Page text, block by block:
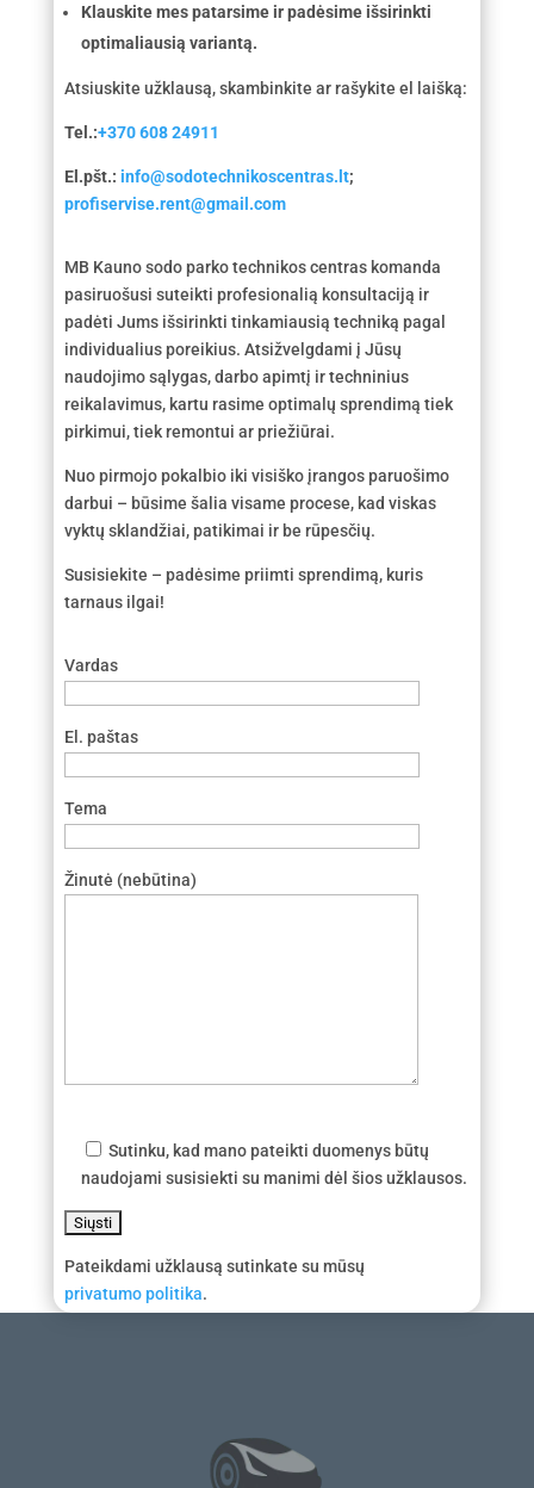
Klauskite mes patarsime ir padėsime išsirinkti
optimaliausią variantą.
Atsiuskite užklausą, skambinkite ar rašykite el laišką:
Tel.:+370 608 24911
El.pšt.: info@sodotechnikoscentras.lt;
profiservise.rent@gmail.com
MB Kauno sodo parko technikos centras komanda
pasiruošusi suteikti profesionalią konsultaciją ir
padėti Jums išsirinkti tinkamiausią techniką pagal
individualius poreikius. Atsižvelgdami į Jūsų
naudojimo sąlygas, darbo apimtį ir techninius
reikalavimus, kartu rasime optimalų sprendimą tiek
pirkimui, tiek remontui ar priežiūrai.
Nuo pirmojo pokalbio iki visiško įrangos paruošimo
darbui – būsime šalia visame procese, kad viskas
vyktų sklandžiai, patikimai ir be rūpesčių.
Susisiekite – padėsime priimti sprendimą, kuris
tarnaus ilgai!
Vardas
El. paštas
Tema
Žinutė (nebūtina)
Sutinku, kad mano pateikti duomenys būtų
naudojami susisiekti su manimi dėl šios užklausos.
Pateikdami užklausą sutinkate su mūsų
privatumo politika.